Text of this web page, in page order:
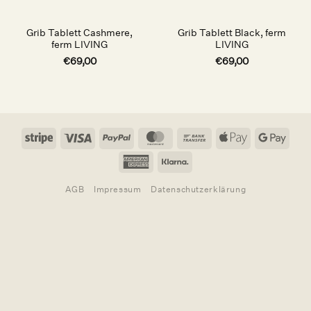
Grib Tablett Cashmere,
ferm LIVING
€69,00
Grib Tablett Black, ferm
LIVING
€69,00
Stripe Visa PayPal MasterCardBank
Apple
AmericanKlarna
AGB Impressum Datenschutzerklärung